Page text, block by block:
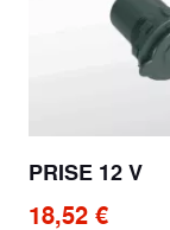
PRISE 12 V
18,52 €